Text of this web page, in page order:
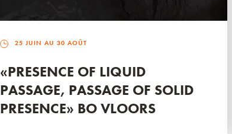
25 JUIN AU 30 AOÛT
«PRESENCE OF LIQUID
PASSAGE, PASSAGE OF SOLID
PRESENCE» BO VLOORS